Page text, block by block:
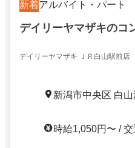
新着アルバイト・パート
デイリーヤマザキのコ
デイリーヤマザキ ＪＲ白山駅前店
新潟市中央区 白
時給1,050円〜 /